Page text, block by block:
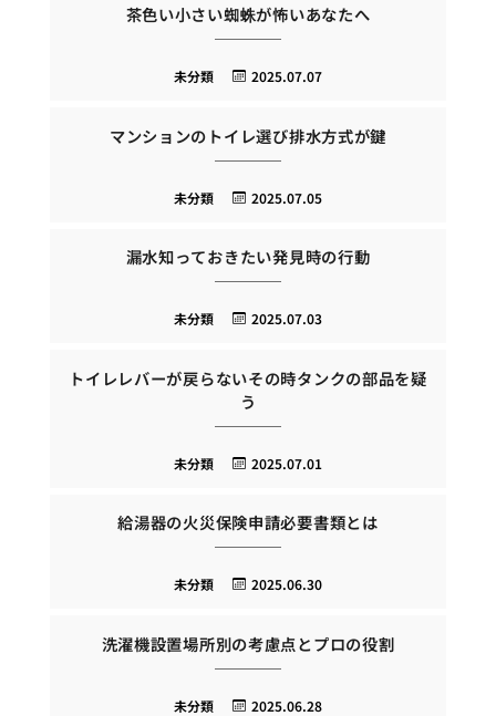
茶色い小さい蜘蛛が怖いあなたへ
2025.07.07
未分類
マンションのトイレ選び排水方式が鍵
2025.07.05
未分類
漏水知っておきたい発見時の行動
2025.07.03
未分類
トイレレバーが戻らないその時タンクの部品を疑
う
2025.07.01
未分類
給湯器の火災保険申請必要書類とは
2025.06.30
未分類
洗濯機設置場所別の考慮点とプロの役割
2025.06.28
未分類